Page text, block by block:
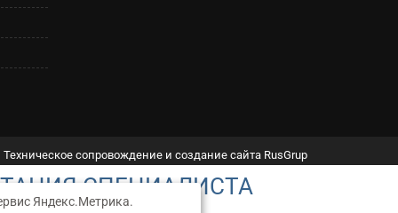
Яндекс.Метрика.
Техническое сопровождение и создание сайта RusGrup
СПЕЦИАЛИСТА